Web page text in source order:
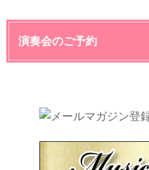
演奏会のご予約